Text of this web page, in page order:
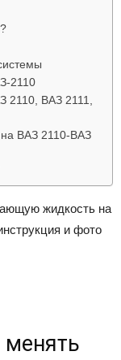
2110
ВАЗ 2111,
ВАЗ 2110-ВАЗ
жидкость на
и фото